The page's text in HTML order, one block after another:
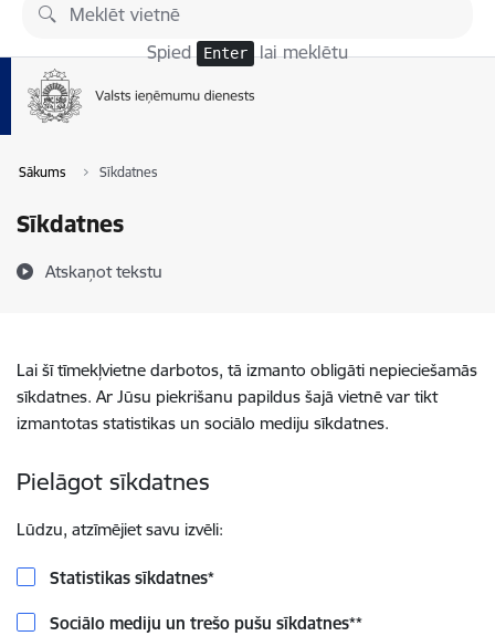
Pāriet uz lapas saturu
Spied Enter lai meklētu
Sākums Sīkdatnes
Sīkdatnes
Atskaņot tekstu
Lai šī tīmekļvietne darbotos, tā izmanto obligāti nepieciešamās
sīkdatnes. Ar Jūsu piekrišanu papildus šajā vietnē var tikt
izmantotas statistikas un sociālo mediju sīkdatnes.
Pielāgot sīkdatnes
Lūdzu, atzīmējiet savu izvēli:
Statistikas sīkdatnes*
Sociālo mediju un trešo pušu sīkdatnes**